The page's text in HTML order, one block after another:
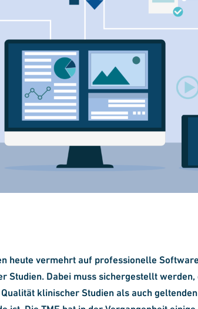
heute vermehrt auf professionelle
Studien. Dabei muss sichergestellt werden,
klinischer Studien als auch